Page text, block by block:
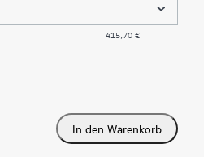
415,70 €
In den Warenkorb